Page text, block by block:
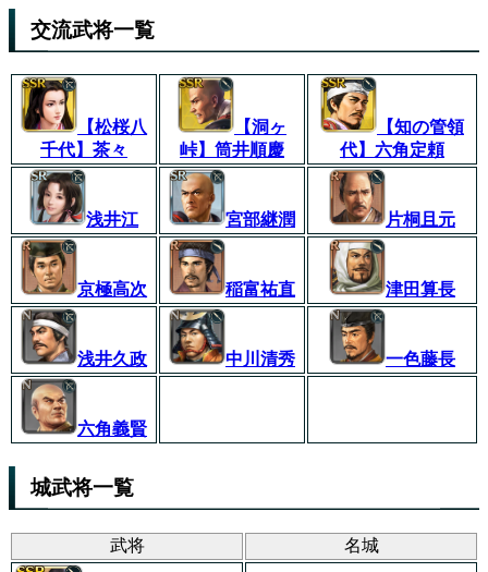
交流武将一覧
【松桜八
千代】茶々
【洞ヶ
峠】筒井順慶
【知の管領
代】六角定頼
浅井江 宮部継潤 片桐且元
京極高次 稲富祐直 津田算長
浅井久政 中川清秀 一色藤長
六角義賢
城武将一覧
武将 名城